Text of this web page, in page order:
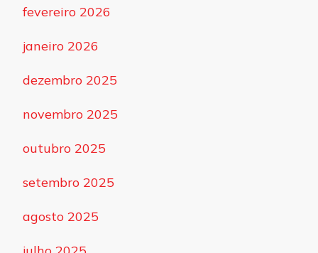
fevereiro 2026
janeiro 2026
dezembro 2025
novembro 2025
outubro 2025
setembro 2025
agosto 2025